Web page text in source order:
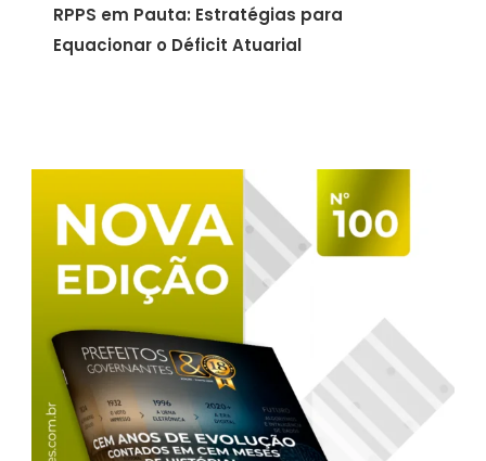
RPPS em Pauta: Estratégias para
Equacionar o Déficit Atuarial